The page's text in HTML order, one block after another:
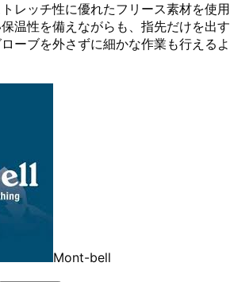
レッチ性に優れたフリース素材を使用
温性を備えながらも、指先だけを出す
ーブを外さずに細かな作業も行えるよ
Mont-bell